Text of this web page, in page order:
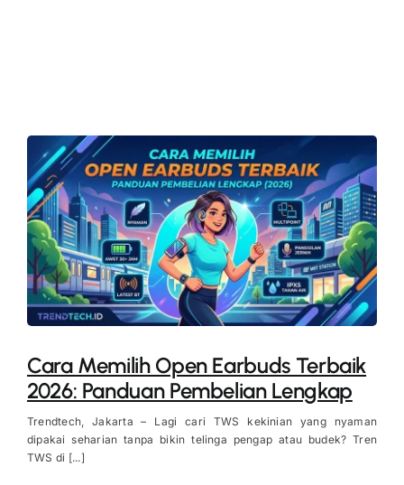
Cara Memilih Open Earbuds Terbaik
2026: Panduan Pembelian Lengkap
Trendtech, Jakarta – Lagi cari TWS kekinian yang nyaman
dipakai seharian tanpa bikin telinga pengap atau budek? Tren
TWS di [...]